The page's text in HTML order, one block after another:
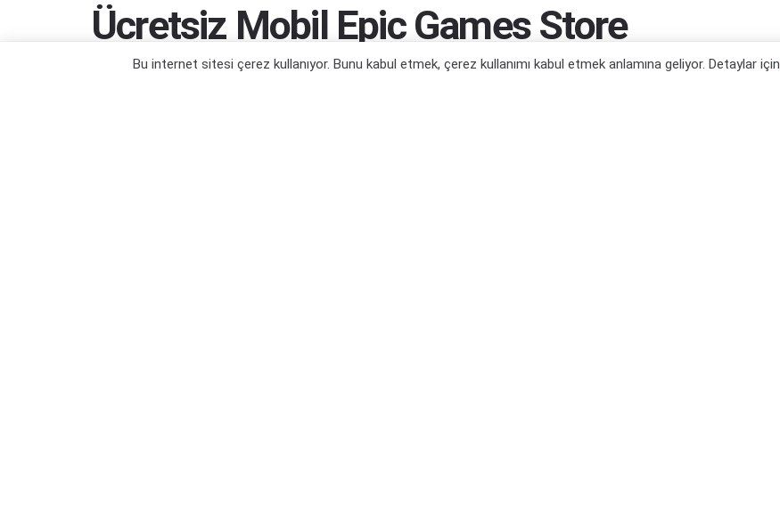
Ücretsiz Mobil Epic Games Store
Oyunları Süresi Kısalıyor
Bu internet sitesi çerez kullanıyor. Bunu kabul etmek, çerez kullanımı kabul etmek anlamına geliyor. Detaylar için